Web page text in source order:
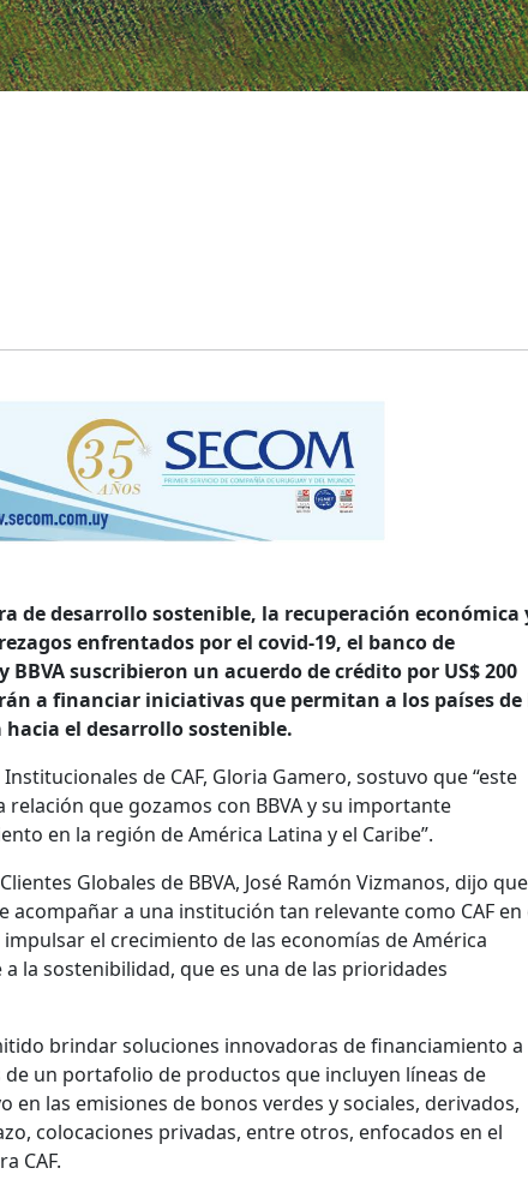
de desarrollo sostenible, la recuperación económica
enfrentados por el covid-19, el banco de
BBVA suscribieron un acuerdo de crédito por US$ 200
a financiar iniciativas que permitan a los países de
el desarrollo sostenible.
de CAF, Gloria Gamero, sostuvo que “este
que gozamos con BBVA y su importante
en la región de América Latina y el Caribe”.
Globales de BBVA, José Ramón Vizmanos, dijo que
acompañar a una institución tan relevante como CAF en
el crecimiento de las economías de América
la sostenibilidad, que es una de las prioridades
brindar soluciones innovadoras de financiamiento a
un portafolio de productos que incluyen líneas de
en las emisiones de bonos verdes y sociales, derivados,
colocaciones privadas, entre otros, enfocados en el
CAF.